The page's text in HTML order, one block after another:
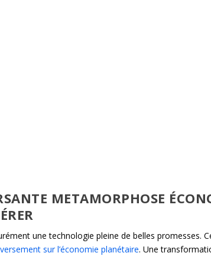
METAMORPHOSE
une technologie pleine de belles promesses.
sur l’économie planétaire. Une